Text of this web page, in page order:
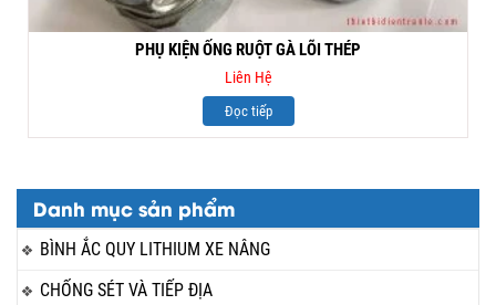
Danh mục sản phẩm
BÌNH ẮC QUY LITHIUM XE NÂNG
CHỐNG SÉT VÀ TIẾP ĐỊA
PHỤ KIỆN ỐNG RUỘT GÀ LÕI THÉP
Liên Hệ
Đọc tiếp